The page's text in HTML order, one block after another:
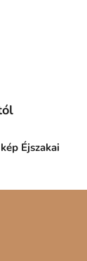
Éjszakai